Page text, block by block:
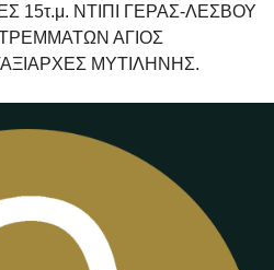
15τ.μ. ΝΤΙΠΙ ΓΕΡΑΣ-ΛΕΣΒΟΥ
ΑΓΙΟΣ
ΜΥΤΙΛΗΝΗΣ.